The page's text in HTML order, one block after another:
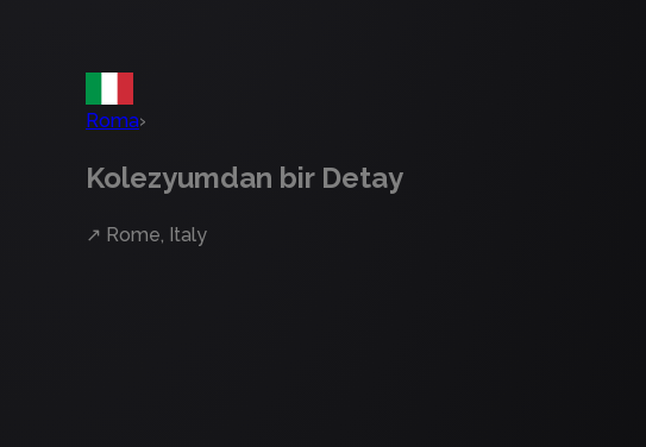
Roma›
Kolezyumdan bir Detay
↗ Rome, Italy